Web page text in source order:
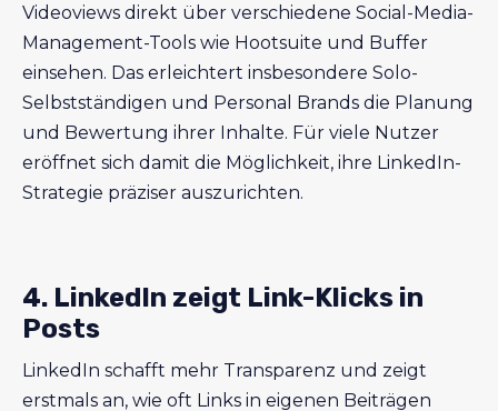
Videoviews direkt über verschiedene Social-Media-
Management-Tools wie Hootsuite und Buffer
einsehen. Das erleichtert insbesondere Solo-
Selbstständigen und Personal Brands die Planung
und Bewertung ihrer Inhalte. Für viele Nutzer
eröffnet sich damit die Möglichkeit, ihre LinkedIn-
Strategie präziser auszurichten.
4. LinkedIn zeigt Link-Klicks in
Posts
LinkedIn schafft mehr Transparenz und zeigt
erstmals an, wie oft Links in eigenen Beiträgen